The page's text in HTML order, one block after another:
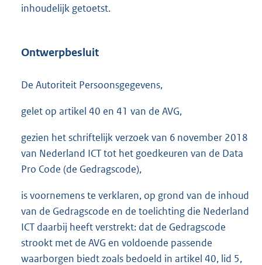
inhoudelijk getoetst.
Ontwerpbesluit
De Autoriteit Persoonsgegevens,
gelet op artikel 40 en 41 van de AVG,
gezien het schriftelijk verzoek van 6 november 2018
van Nederland ICT tot het goedkeuren van de Data
Pro Code (de Gedragscode),
is voornemens te verklaren, op grond van de inhoud
van de Gedragscode en de toelichting die Nederland
ICT daarbij heeft verstrekt: dat de Gedragscode
strookt met de AVG en voldoende passende
waarborgen biedt zoals bedoeld in artikel 40, lid 5,